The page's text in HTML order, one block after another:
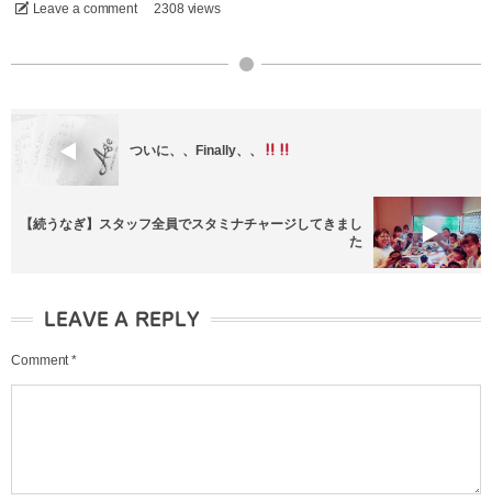
Leave a comment 2308 views
ついに、、Finally、、
【続うなぎ】スタッフ全員でスタミナチャージしてきまし
た
LEAVE A REPLY
Comment *